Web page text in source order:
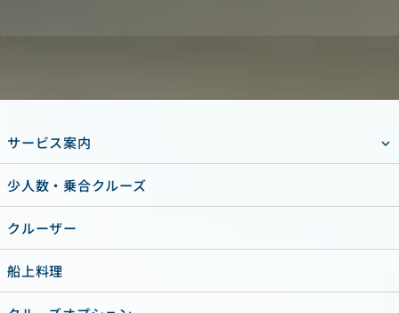
サービス案内
少人数・乗合クルーズ
クルーザー
船上料理